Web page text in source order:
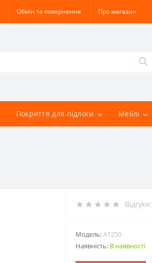
Обмін та повернення Про магазин
Покриття для підлоги Меблі
Відгуки:
Модель:A1250
Наявність: В наявності